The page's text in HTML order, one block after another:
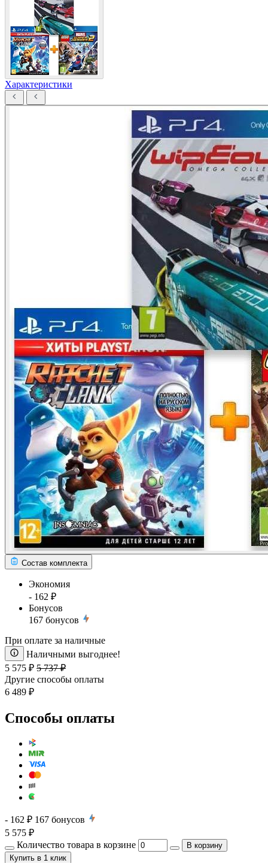
Характеристики
Состав комплекта
Экономия
- 162 ₽
Бонусов
167 бонусов
При оплате за наличные
Наличными выгоднее!
5 575 ₽ 5 737 ₽
Другие способы оплаты
6 489 ₽
Способы оплаты
- 162 ₽ 167 бонусов
5 575 ₽
Количество товара в корзине
В корзину
Купить в 1 клик